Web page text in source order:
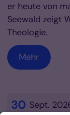
er heute von
Seewald zeigt
Theologie.
Mehr
30 Sept.